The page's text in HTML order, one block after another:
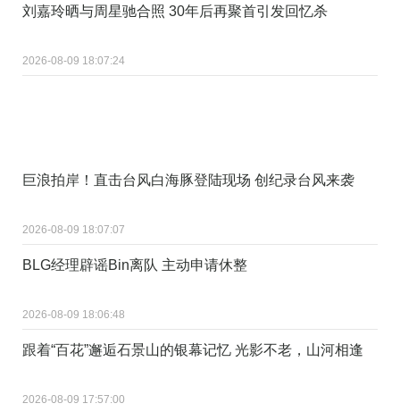
刘嘉玲晒与周星驰合照 30年后再聚首引发回忆杀
2026-08-09 18:07:24
巨浪拍岸！直击台风白海豚登陆现场 创纪录台风来袭
2026-08-09 18:07:07
BLG经理辟谣Bin离队 主动申请休整
2026-08-09 18:06:48
跟着“百花”邂逅石景山的银幕记忆 光影不老，山河相逢
2026-08-09 17:57:00